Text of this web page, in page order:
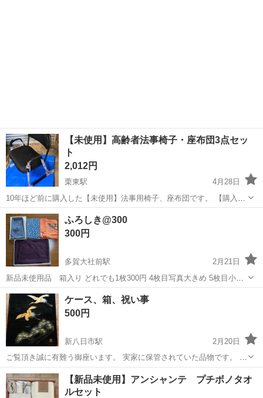
【未使用】高齢者法事椅子・座布団3点セッ
ト
2,012円
栗東駅
4月28日
10年ほど前に購入した【未使用】法事用椅子、座布団です。 【購入時
価格】不明 【サイズ】縦：一般的な大きさ 【傷などの状態】【未使
用】の為とくに目立った傷はありません。 【アピールポイント】買っ
たまま【未使用】で押し入れで保...
滋賀 草津市 栗東駅
ふろしき@300
300円
多賀大社前駅
2月21日
新品未使用品 箱入り どれでも1枚300円 4枚目写真大きめ 5枚目小さ
め 長期保管品です ご了承下さる方に
滋賀 犬上郡 多賀大社前駅 冠婚葬祭
ケース、箱、祝い事
500円
新八日市駅
2月20日
ご覧頂き誠に有難う御座います。 実家に保管されていた品物です。 ハ
ンコも入っていて、便利な品物だと思います。 写真確認の程、宜しく
お願い致します。 長期保管品物です。 箱は汚れてますが、品物は、綺
麗だと思います。 ...
滋賀 東近江市 新八日市駅 ケース
【新品未使用】アンシャンテ プチボノタオ
ルセット